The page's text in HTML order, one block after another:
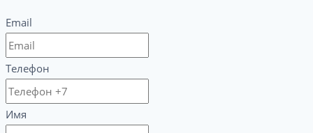
Email
Телефон
Имя